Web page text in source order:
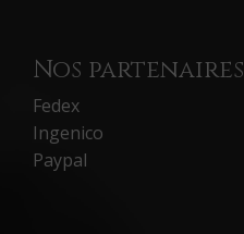
Nos partenaires
Fedex
Ingenico
Paypal